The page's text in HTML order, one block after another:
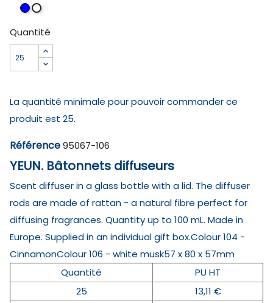
BleuBlanc
Quantité
La quantité minimale pour pouvoir commander ce
produit est 25.
Référence95067-106
YEUN. Bâtonnets diffuseurs
Scent diffuser in a glass bottle with a lid. The diffuser
rods are made of rattan - a natural fibre perfect for
diffusing fragrances. Quantity up to 100 mL. Made in
Europe. Supplied in an individual gift box.Colour 104 -
CinnamonColour 106 - white musk57 x 80 x 57mm
Quantité
PU HT
25
13,11 €